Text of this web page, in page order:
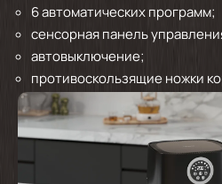
6 автоматических программ;
сенсорная панель
автовыключение;
противоскользящие ножки